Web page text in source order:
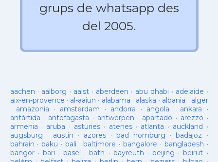
grups de whatsapp des
del 2005.
aachen · aalborg · aalst · aberdeen · abu dhabi · adelaide ·
aix-en-provence · al-aaiun · alabama · alaska · albania · alger
· amazonia · amsterdam · andorra · angola · ankara ·
antàrtida · antofagasta · antwerpen · apartadó · arezzo ·
armenia · aruba · asturies· atenes· atlanta · auckland ·
augsburg · austin · azores·bad homburg ·badajoz ·
bahrain ·baku · bali ·baltimore ·bangalore · bangladesh ·
bangor· bari ·basel ·bath · bayreuth ·beijing ·beirut ·